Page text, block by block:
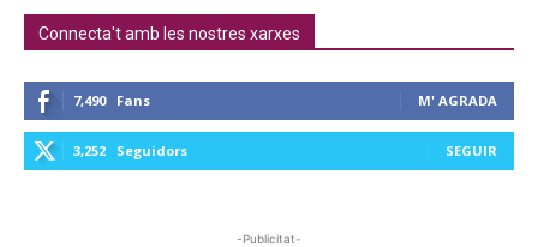
Connecta't amb les nostres xarxes
7,490 Fans M' AGRADA
3,252 Seguidors SEGUIR
-Publicitat-